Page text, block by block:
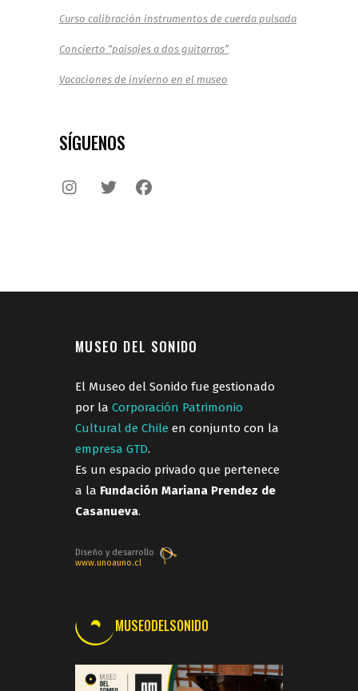
Curso calibración instrumentos de cuerda pulsada
Concierto “paisajes a dos guitarras”
Vacaciones de invierno en el museo
SÍGUENOS
MUSEO DEL SONIDO
El Museo del Sonido fue gestionado
por la Corporación Patrimonio
Cultural de Chile en conjunto con la
empresa GTD.
Es un espacio privado que pertenece
a la Fundación Mariana Prendez de
Casanueva.
Diseño y desarrollo
www.unoauno.cl
MUSEODELSONIDO